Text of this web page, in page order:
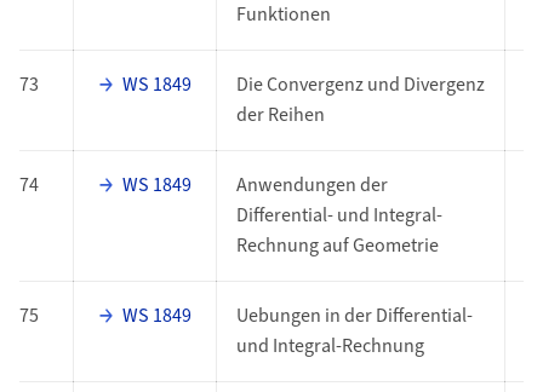
Funktionen
73 WS 1849
Die Convergenz und Divergenz
der Reihen
74 WS 1849
Anwendungen der
Differential- und Integral-
Rechnung auf Geometrie
75 WS 1849
Uebungen in der Differential-
und Integral-Rechnung